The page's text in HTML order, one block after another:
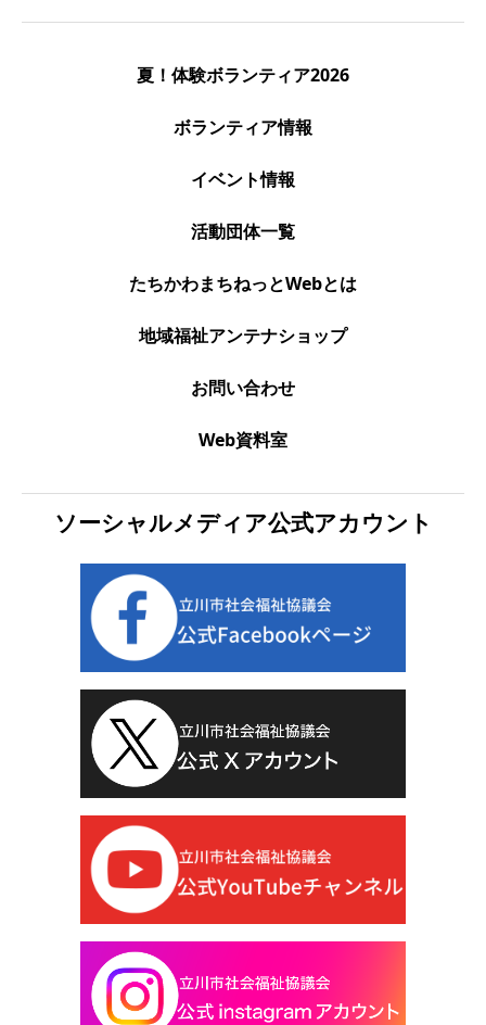
夏！体験ボランティア2026
ボランティア情報
イベント情報
活動団体一覧
たちかわまちねっとWebとは
地域福祉アンテナショップ
お問い合わせ
Web資料室
ソーシャルメディア公式アカウント